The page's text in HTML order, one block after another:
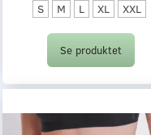
S M L XL XXL
Se produktet